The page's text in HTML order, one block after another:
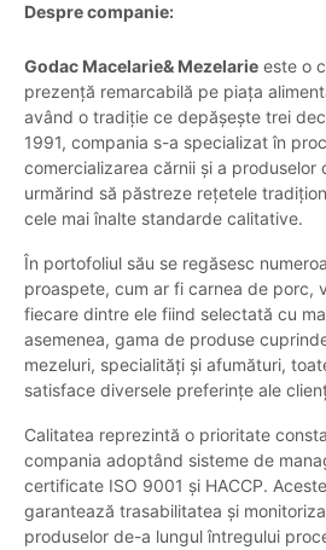
Despre companie:
Godac Macelarie& Mezelarie este o
prezență remarcabilă pe piața
având o tradiție ce depășește trei
1991, compania s-a specializat în
comercializarea cărnii și a produselor
urmărind să păstreze rețetele
cele mai înalte standarde calitative.
În portofoliul său se regăsesc
proaspete, cum ar fi carnea de porc,
fiecare dintre ele fiind selectată cu
asemenea, gama de produse
mezeluri, specialități și afumături,
satisface diversele preferințe ale
Calitatea reprezintă o prioritate
compania adoptând sisteme de
certificate ISO 9001 și HACCP.
garantează trasabilitatea și
produselor de-a lungul întregului